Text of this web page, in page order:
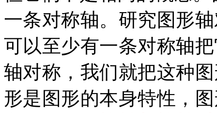
一条对称轴。研究图形
可以至少有一条对称轴
轴对称，我们就把这种
形是图形的本身特性，